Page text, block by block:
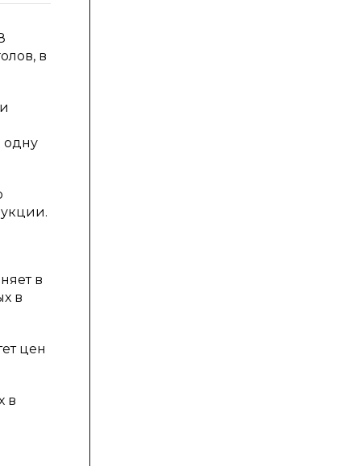
в
одну
в
в
цен
в